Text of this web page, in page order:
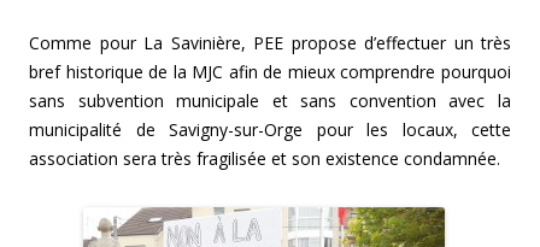
Comme pour La Savinière, PEE propose d’effectuer un très
bref historique de la MJC afin de mieux comprendre pourquoi
sans subvention municipale et sans convention avec la
municipalité de Savigny-sur-Orge pour les locaux, cette
association sera très fragilisée et son existence condamnée.